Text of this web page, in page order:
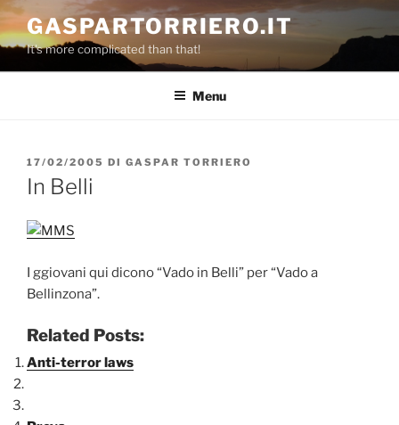
Salta
al
contenuto
GASPARTORRIERO.IT
It's more complicated than that!
Menu
PUBBLICATO
IL
17/02/2005 DI GASPAR TORRIERO
In Belli
I ggiovani qui dicono “Vado in Belli” per “Vado a
Bellinzona”.
Related Posts:
Anti-terror laws